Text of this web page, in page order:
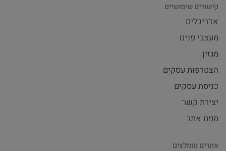
קישורים שימושיים
אדריכלים
מעצבי פנים
מגזין
הצטרפות עסקים
כניסת עסקים
יצירת קשר
מפת אתר
אתרים מומלצים